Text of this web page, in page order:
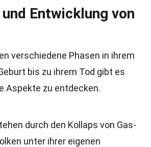
Entwicklung von
verschiedene Phasen in ihrem
bis zu ihrem Tod gibt es
Aspekte zu entdecken.
durch den Kollaps von Gas-
unter ihrer eigenen